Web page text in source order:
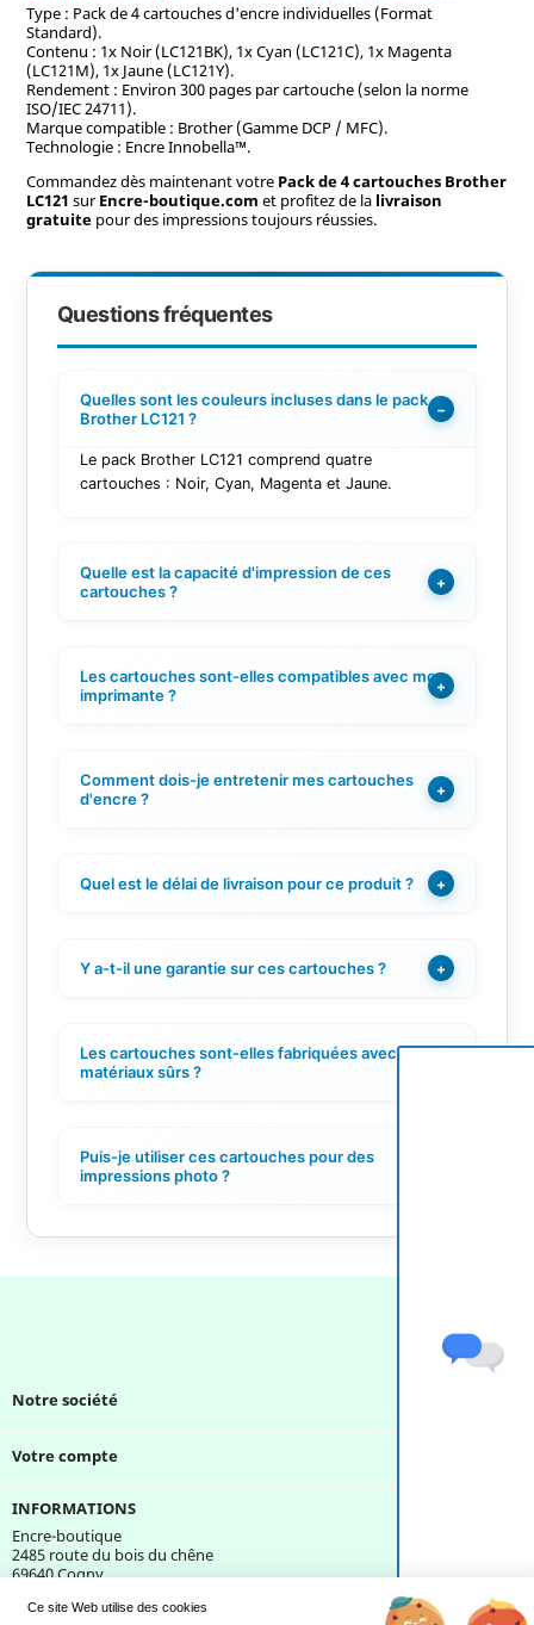
Ce site Web utilise des cookies
Type : Pack de 4 cartouches d'encre individuelles (Format
Standard).
Contenu : 1x Noir (LC121BK), 1x Cyan (LC121C), 1x Magenta
(LC121M), 1x Jaune (LC121Y).
Rendement : Environ 300 pages par cartouche (selon la norme
ISO/IEC 24711).
Marque compatible : Brother (Gamme DCP / MFC).
Technologie : Encre Innobella™.
Commandez dès maintenant votre Pack de 4 cartouches Brother
LC121 surEncre-boutique.com et profitez de la livraison
gratuitepour des impressions toujours réussies.
Questions fréquentes
Quelles sont les couleurs incluses dans le pack
Brother LC121 ?
−
Le pack Brother LC121 comprend quatre
cartouches : Noir, Cyan, Magenta et Jaune.
Quelle est la capacité d'impression de ces
cartouches ?
+
Les cartouches sont-elles compatibles avec mon
imprimante ?
+
Comment dois-je entretenir mes cartouches
d'encre ?
+
Quel est le délai de livraison pour ce produit ? +
Y a-t-il une garantie sur ces cartouches ? +
Les cartouches sont-elles fabriquées avec des
matériaux sûrs ?
Puis-je utiliser ces cartouches pour des
impressions photo ?
Notre société
Votre compte
INFORMATIONS
Encre-boutique
2485 route du bois du chêne
69640 Cogny